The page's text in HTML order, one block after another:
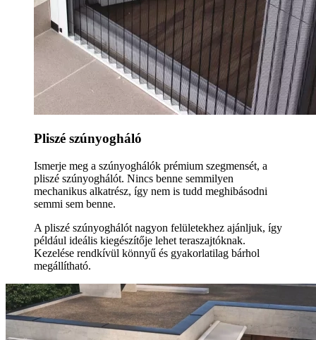
Pliszé szúnyogháló
Ismerje meg a szúnyoghálók prémium szegmensét, a
pliszé szúnyoghálót. Nincs benne semmilyen
mechanikus alkatrész, így nem is tudd meghibásodni
semmi sem benne.
A pliszé szúnyoghálót nagyon felületekhez ajánljuk, így
például ideális kiegészítője lehet teraszajtóknak.
Kezelése rendkívül könnyű és gyakorlatilag bárhol
megállítható.